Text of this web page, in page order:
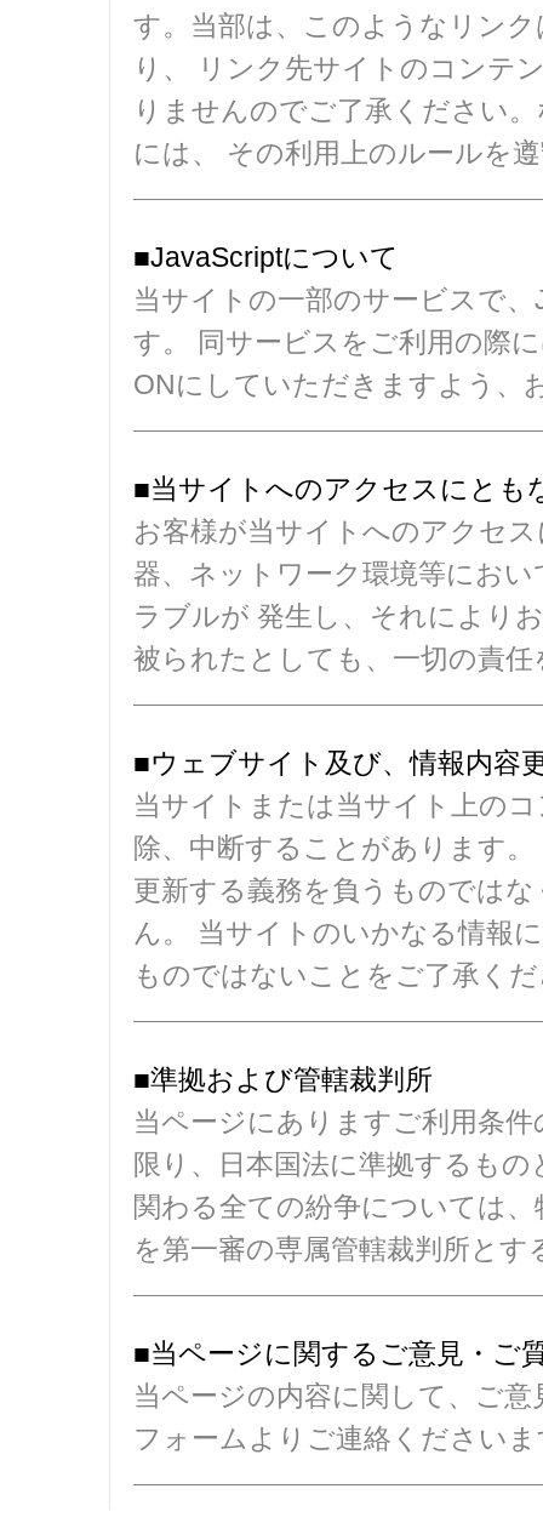
す。当部は、このようなリン
り、 リンク先サイトのコンテ
りませんのでご了承ください
には、 その利用上のルールを
■JavaScriptについて
当サイトの一部のサービスで
す。 同サービスをご利用の際
ONにしていただきますよう、
■当サイトへのアクセスにとも
お客様が当サイトへのアクセ
器、ネットワーク環境等にお
ラブルが 発生し、それにより
被られたとしても、一切の責
■ウェブサイト及び、情報内容
当サイトまたは当サイト上の
除、中断することがあります
更新する義務を負うものでは
ん。 当サイトのいかなる情報
ものではないことをご了承く
■準拠および管轄裁判所
当ページにありますご利用条
限り、日本国法に準拠するも
関わる全ての紛争については
を第一審の専属管轄裁判所と
■当ページに関するご意見・ご
当ページの内容に関して、ご
フォームよりご連絡ください